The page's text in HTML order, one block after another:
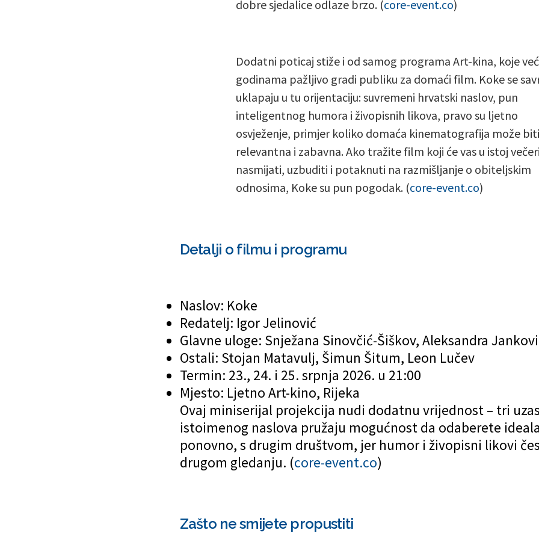
dobre sjedalice odlaze brzo. (core-event.co)
Dodatni poticaj stiže i od samog programa Art-kina, koje već
godinama pažljivo gradi publiku za domaći film. Koke se
uklapaju u tu orijentaciju: suvremeni hrvatski naslov, pun
inteligentnog humora i živopisnih likova, pravo su ljetno
osvježenje, primjer koliko domaća kinematografija može biti
relevantna i zabavna. Ako tražite film koji će vas u istoj večeri
nasmijati, uzbuditi i potaknuti na razmišljanje o obiteljskim
odnosima, Koke su pun pogodak. (core-event.co)
Detalji o filmu i programu
Naslov: Koke
Redatelj: Igor Jelinović
Glavne uloge: Snježana Sinovčić-Šiškov, Aleksandra
Ostali: Stojan Matavulj, Šimun Šitum, Leon Lučev
Termin: 23., 24. i 25. srpnja 2026. u 21:00
Mjesto: Ljetno Art-kino, Rijeka
Ovaj miniserijal projekcija nudi dodatnu vrijednost – tri
istoimenog naslova pružaju mogućnost da odaberete
ponovno, s drugim društvom, jer humor i živopisni likovi
drugom gledanju. (core-event.co)
Zašto ne smijete propustiti